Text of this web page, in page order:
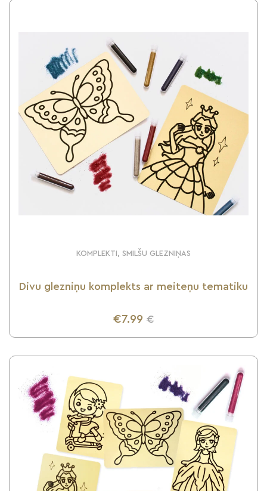
KOMPLEKTI, SMILŠU GLEZNIŅAS
Divu glezniņu komplekts ar meiteņu tematiku
€7.99 €
UZZINI VAIRĀK